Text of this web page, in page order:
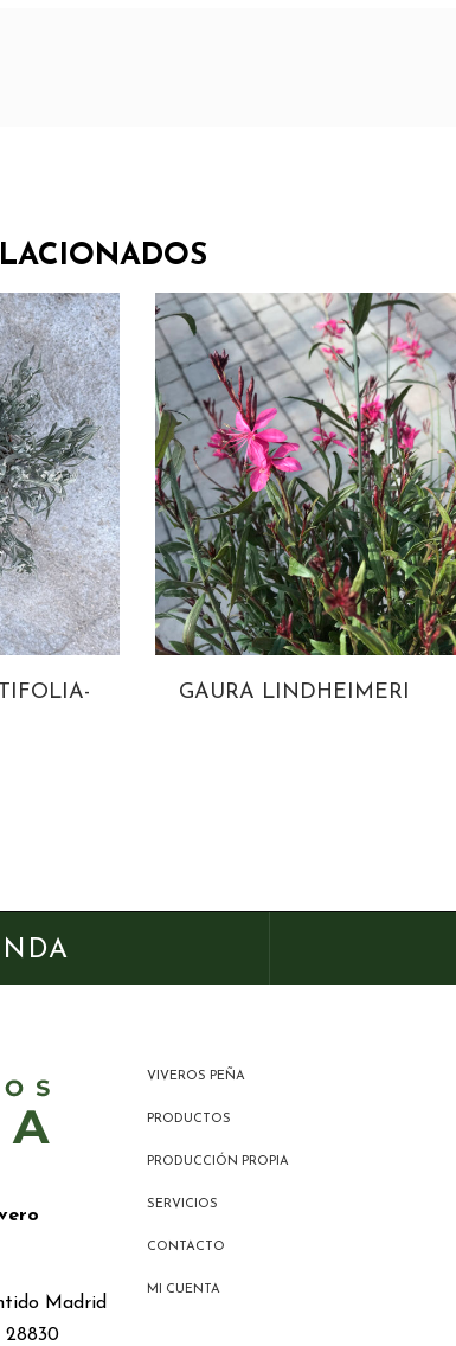
GAURA LINDHEIMERI
Madrid
28830
VIVEROS PEÑA
PRODUCTOS
PRODUCCIÓN PROPIA
SERVICIOS
CONTACTO
MI CUENTA